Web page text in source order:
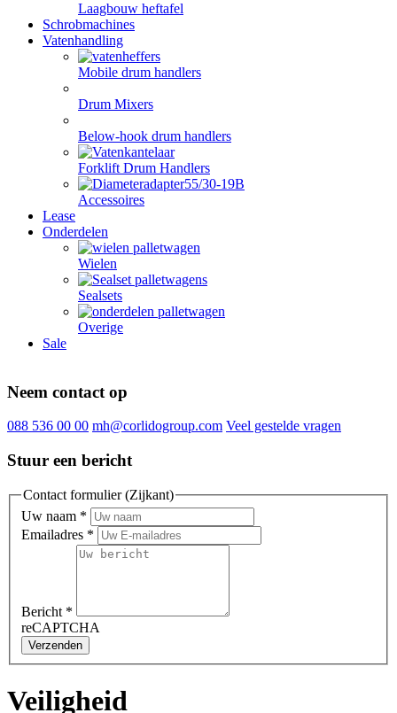
Laagbouw heftafel
Schrobmachines
Vatenhandling
Mobile drum handlers
Drum Mixers
Below-hook drum handlers
Forklift Drum Handlers
Accessoires
Lease
Onderdelen
Wielen
Sealsets
Overige
Sale
Neem contact op
088 536 00 00 mh@corlidogroup.com Veel gestelde vragen
Stuur een bericht
Contact formulier (Zijkant)
Uw naam *
Emailadres *
Bericht *
reCAPTCHA
Verzenden
Veiligheid